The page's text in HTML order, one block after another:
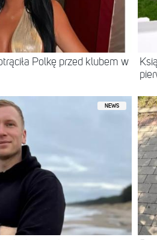
Polkę przed klubem w
NEWS